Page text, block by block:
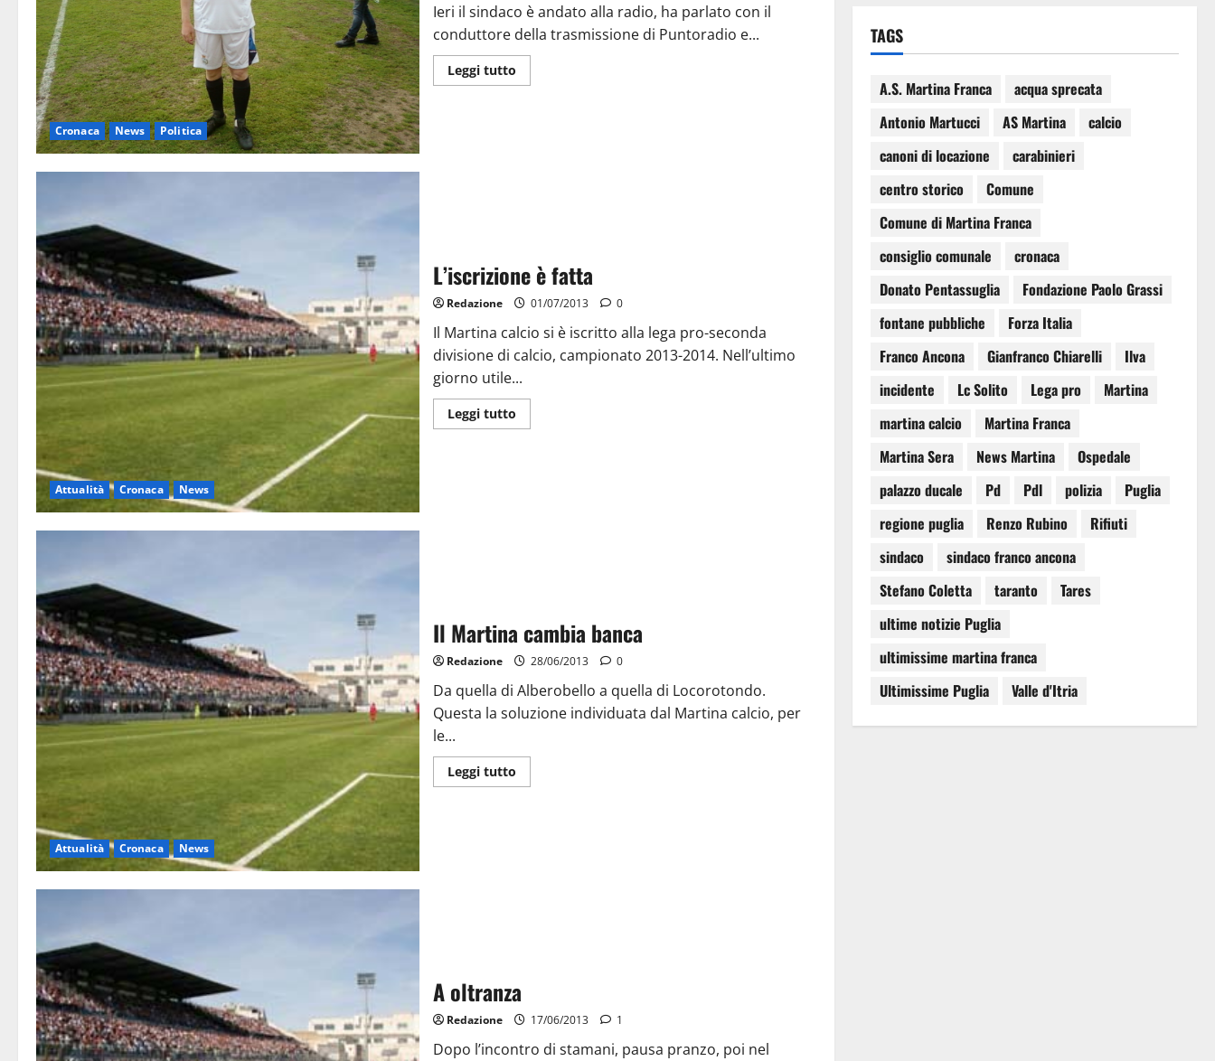
Cronaca News Politica
Ieri il sindaco è andato alla radio, ha parlato con il
conduttore della trasmissione di Puntoradio e...
Leggi tutto
Attualità Cronaca News
L’iscrizione è fatta
Redazione 01/07/2013 0
Il Martina calcio si è iscritto alla lega pro-seconda
divisione di calcio, campionato 2013-2014. Nell’ultimo
giorno utile...
Leggi tutto
Attualità Cronaca News
Il Martina cambia banca
Redazione 28/06/2013 0
Da quella di Alberobello a quella di Locorotondo.
Questa la soluzione individuata dal Martina calcio, per
le...
Leggi tutto
A oltranza
Redazione 17/06/2013 1
Dopo l’incontro di stamani, pausa pranzo, poi nel
TAGS
A.S. Martina Franca
acqua sprecata
Antonio Martucci
AS Martina
calcio
canoni di locazione
carabinieri
centro storico
Comune
Comune di Martina Franca
consiglio comunale
cronaca
Donato Pentassuglia
Fondazione Paolo Grassi
fontane pubbliche
Forza Italia
Franco Ancona
Gianfranco Chiarelli
Ilva
incidente
Lc Solito Lega pro
Martina
martina calcio
Martina Franca
Martina Sera
News Martina
Ospedale
palazzo ducale
Pd Pdl polizia
Puglia
regione puglia
Renzo Rubino
Rifiuti
sindaco
sindaco franco ancona
Stefano Coletta
taranto
Tares
ultime notizie Puglia
ultimissime martina franca
Ultimissime Puglia
Valle d'Itria